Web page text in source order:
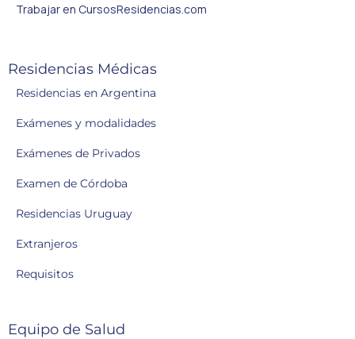
Trabajar en CursosResidencias.com
Residencias Médicas
Residencias en Argentina
Exámenes y modalidades
Exámenes de Privados
Examen de Córdoba
Residencias Uruguay
Extranjeros
Requisitos
Equipo de Salud